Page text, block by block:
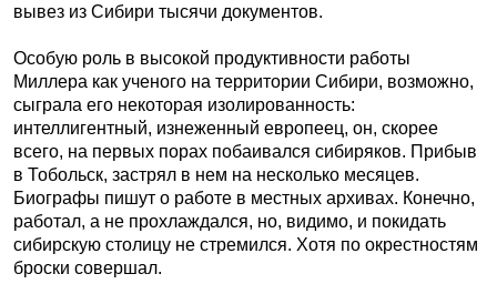
вывез из Сибири тысячи документов.
Особую роль в высокой продуктивности работы
Миллера как ученого на территории Сибири, возможно,
сыграла его некоторая изолированность:
интеллигентный, изнеженный европеец, он, скорее
всего, на первых порах побаивался сибиряков. Прибыв
в Тобольск, застрял в нем на несколько месяцев.
Биографы пишут о работе в местных архивах. Конечно,
работал, а не прохлаждался, но, видимо, и покидать
сибирскую столицу не стремился. Хотя по окрестностям
броски совершал.